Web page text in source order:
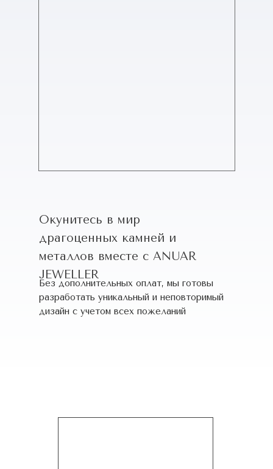
Окунитесь в мир
драгоценных камней и
металлов вместе с ANUAR
JEWELLER
Без дополнительных оплат, мы готовы
разработать уникальный и неповторимый
дизайн c учетом всех пожеланий